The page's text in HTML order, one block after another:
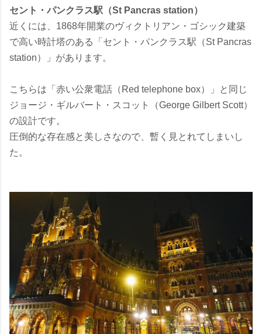
セント・パンクラス駅（St Pancras station）
近くには、1868年開業のヴィクトリアン・ゴシック建築
で高い時計塔のある「セント・パンクラス駅（St Pancras
station）」があります。
こちらは「赤い公衆電話（Red telephone box）」と同じ
ジョージ・ギルバート・スコット（George Gilbert Scott）
の設計です。
圧倒的な存在感と美しさなので、暫く見とれてしまいし
た。